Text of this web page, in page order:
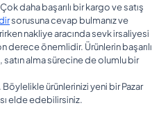
daha başarılı bir kargo ve satış
sorusuna cevap bulmanız ve
nakliye aracında sevk irsaliyesi
derece önemlidir. Ürünlerin başarılı
alma sürecine de olumlu bir
ürünlerinizi yeni bir Pazar
elde edebilirsiniz.